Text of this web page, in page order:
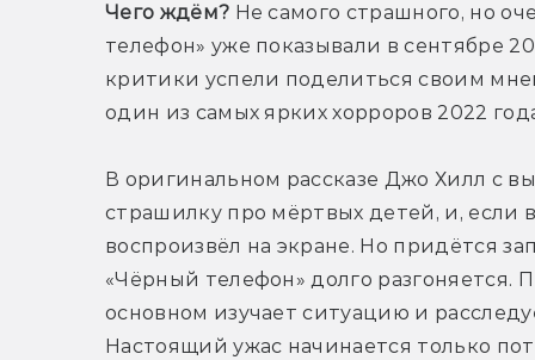
Чего ждём? Не самого страшного, но
телефон» уже показывали в сентябре
критики успели поделиться своим
один из самых ярких хорроров 2022
В оригинальном рассказе Джо Хилл с
страшилку про мёртвых детей, и, если
воспроизвёл на экране. Но придётся
«Чёрный телефон» долго
основном изучает ситуацию и
Настоящий ужас начинается только